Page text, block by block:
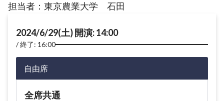
担当者：東京農業大学 石田
2024/6/29(土) 開演: 14:00
終了: 16:00
自由席
全席共通